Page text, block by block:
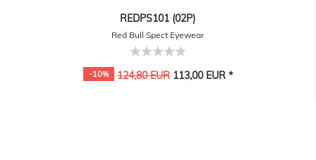
REDPS101 (02P)
Red Bull Spect Eyewear
-10% 124,80 EUR113,00 EUR *